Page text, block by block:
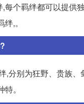
每个羁绊都可以提供
,。
,分别为狂野、贵族
。